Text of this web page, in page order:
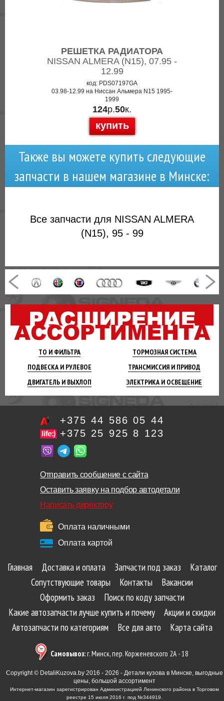
ТО И ФИЛЬТРА ТОРМОЗНАЯСИСТЕМА
ПОДВЕСКА И РУЛЕВОЕ ТРАНСМИССИЯ И ПРИВОД
ДВИГАТЕЛЬ И ВЫХЛОП ЭЛЕКТРИКА И ОСВЕЩЕНИЕ
РЕШЕТКА РАДИАТОРА
NISSAN ALMERA (N15), 07.95 -
12.99
код: PDS07197GA
03.98-12.99 на Ниссан Альмера N15 1995-
1999
124р.50к.
купить
Также вы можете купить следующие
запчасти в нашем магазине в Минске:
Все запчасти для NISSAN ALMERA
(N15), 95 - 99
+375 44 586 05 44
+375 25 925 8 123
Отправить сообщение с сайта
Оставить заявку на подбор автодетали
Написать директору
Оплата наличными
Оплата картой
Главная Доставка и оплата Запчасти под заказ
Каталог
Сопутствующие товары
Контакты
Вакансии
Оформить заказ
Поиск по коду запчасти
Какие автозапчасти лучше купить и почему
Акции и скидки
Автозапчасти по категориям
Все для авто Карта сайта
Самовывоз:г. Минск, пер. Корженевского 2А - 18
Copyright © DetaliKuzova.by 2016 - 2026 - Детали кузова в Минске, выгодные
цены, большой ассортимент
Интернет-магазин зарегистрирован Администрацией Ленинского района в Торговом
реестре 15 июля 2016 г. под №344919.